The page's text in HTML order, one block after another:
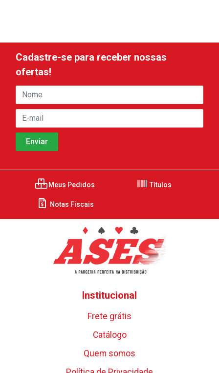
Cadastre-se para receber nossas
ofertas!
Meus Pedidos Títulos
Notas Fiscais
Institucional
Frete grátis
Catálogo
Quem somos